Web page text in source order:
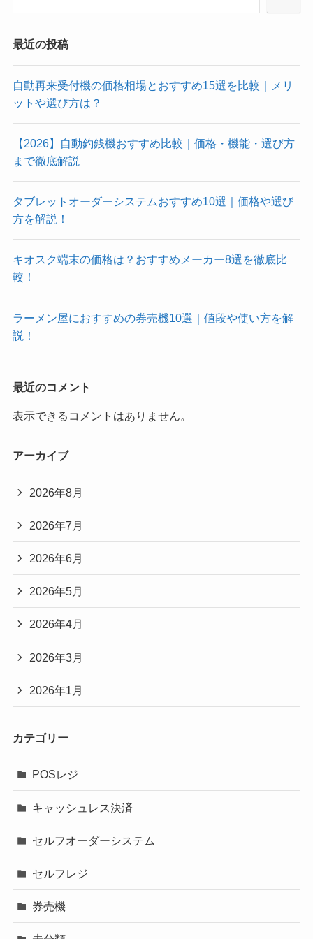
最近の投稿
自動再来受付機の価格相場とおすすめ15選を比較｜メリ
ットや選び方は？
【2026】自動釣銭機おすすめ比較｜価格・機能・選び方
まで徹底解説
タブレットオーダーシステムおすすめ10選｜価格や選び
方を解説！
キオスク端末の価格は？おすすめメーカー8選を徹底比
較！
ラーメン屋におすすめの券売機10選｜値段や使い方を解
説！
最近のコメント
表示できるコメントはありません。
アーカイブ
2026年8月
2026年7月
2026年6月
2026年5月
2026年4月
2026年3月
2026年1月
カテゴリー
POSレジ
キャッシュレス決済
セルフオーダーシステム
セルフレジ
券売機